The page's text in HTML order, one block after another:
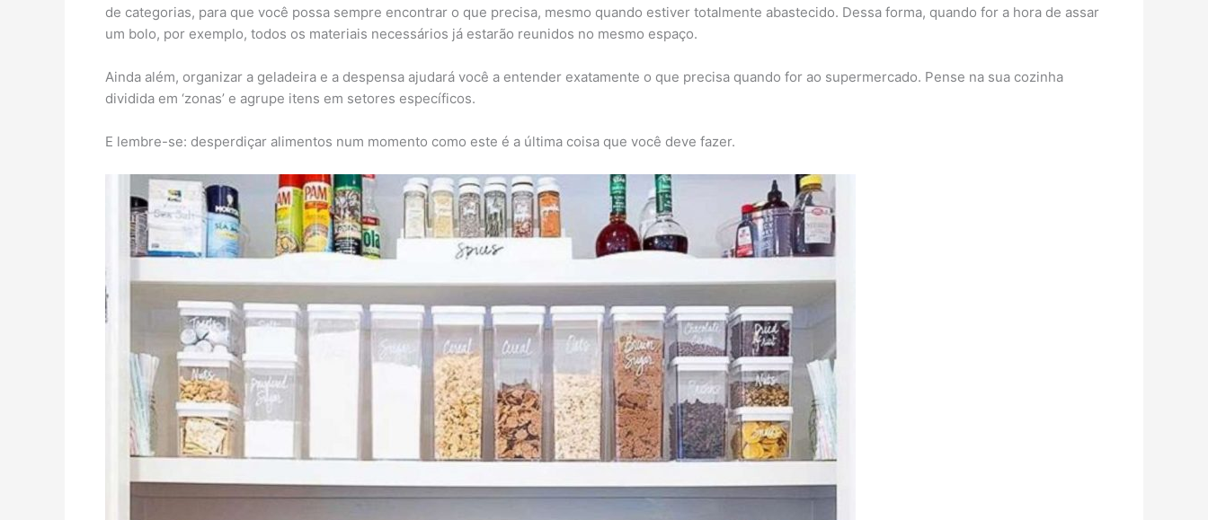
de categorias, para que você possa sempre encontrar o que precisa, mesmo quando estiver totalmente abastecido. Dessa forma, quando for a hora de assar
um bolo, por exemplo, todos os materiais necessários já estarão reunidos no mesmo espaço.
Ainda além, organizar a geladeira e a despensa ajudará você a entender exatamente o que precisa quando for ao supermercado. Pense na sua cozinha
dividida em ‘zonas’ e agrupe itens em setores específicos.
E lembre-se: desperdiçar alimentos num momento como este é a última coisa que você deve fazer.